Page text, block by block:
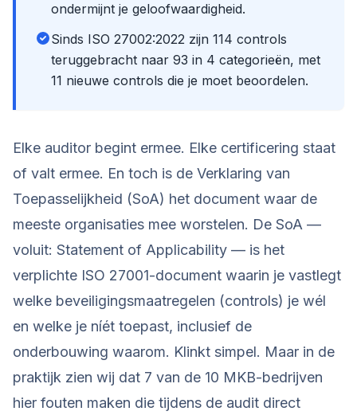
ondermijnt je geloofwaardigheid.
Sinds ISO 27002:2022 zijn 114 controls
teruggebracht naar 93 in 4 categorieën, met
11 nieuwe controls die je moet beoordelen.
Elke auditor begint ermee. Elke certificering staat
of valt ermee. En toch is de Verklaring van
Toepasselijkheid (SoA) het document waar de
meeste organisaties mee worstelen. De SoA —
voluit: Statement of Applicability — is het
verplichte ISO 27001-document waarin je vastlegt
welke beveiligingsmaatregelen (controls) je wél
en welke je níét toepast, inclusief de
onderbouwing waarom. Klinkt simpel. Maar in de
praktijk zien wij dat 7 van de 10 MKB-bedrijven
hier fouten maken die tijdens de audit direct